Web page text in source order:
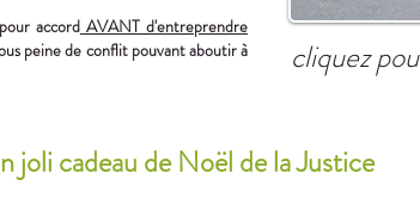
accordAVANT d'entreprendre
peine de conflit pouvant aboutir à
cliquez
joli cadeau de Noël de la Justice